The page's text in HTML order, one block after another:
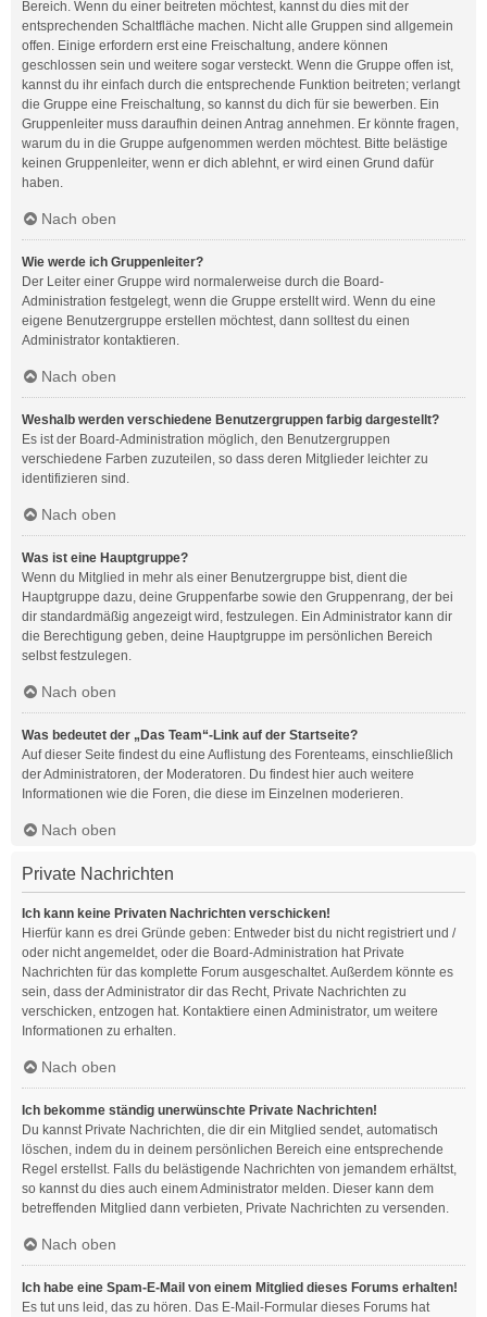
Bereich. Wenn du einer beitreten möchtest, kannst du dies mit der
entsprechenden Schaltfläche machen. Nicht alle Gruppen sind allgemein
offen. Einige erfordern erst eine Freischaltung, andere können
geschlossen sein und weitere sogar versteckt. Wenn die Gruppe offen ist,
kannst du ihr einfach durch die entsprechende Funktion beitreten; verlangt
die Gruppe eine Freischaltung, so kannst du dich für sie bewerben. Ein
Gruppenleiter muss daraufhin deinen Antrag annehmen. Er könnte fragen,
warum du in die Gruppe aufgenommen werden möchtest. Bitte belästige
keinen Gruppenleiter, wenn er dich ablehnt, er wird einen Grund dafür
haben.
Nach oben
Wie werde ich Gruppenleiter?
Der Leiter einer Gruppe wird normalerweise durch die Board-
Administration festgelegt, wenn die Gruppe erstellt wird. Wenn du eine
eigene Benutzergruppe erstellen möchtest, dann solltest du einen
Administrator kontaktieren.
Nach oben
Weshalb werden verschiedene Benutzergruppen farbig dargestellt?
Es ist der Board-Administration möglich, den Benutzergruppen
verschiedene Farben zuzuteilen, so dass deren Mitglieder leichter zu
identifizieren sind.
Nach oben
Was ist eine Hauptgruppe?
Wenn du Mitglied in mehr als einer Benutzergruppe bist, dient die
Hauptgruppe dazu, deine Gruppenfarbe sowie den Gruppenrang, der bei
dir standardmäßig angezeigt wird, festzulegen. Ein Administrator kann dir
die Berechtigung geben, deine Hauptgruppe im persönlichen Bereich
selbst festzulegen.
Nach oben
Was bedeutet der „Das Team“-Link auf der Startseite?
Auf dieser Seite findest du eine Auflistung des Forenteams, einschließlich
der Administratoren, der Moderatoren. Du findest hier auch weitere
Informationen wie die Foren, die diese im Einzelnen moderieren.
Nach oben
Private Nachrichten
Ich kann keine Privaten Nachrichten verschicken!
Hierfür kann es drei Gründe geben: Entweder bist du nicht registriert und /
oder nicht angemeldet, oder die Board-Administration hat Private
Nachrichten für das komplette Forum ausgeschaltet. Außerdem könnte es
sein, dass der Administrator dir das Recht, Private Nachrichten zu
verschicken, entzogen hat. Kontaktiere einen Administrator, um weitere
Informationen zu erhalten.
Nach oben
Ich bekomme ständig unerwünschte Private Nachrichten!
Du kannst Private Nachrichten, die dir ein Mitglied sendet, automatisch
löschen, indem du in deinem persönlichen Bereich eine entsprechende
Regel erstellst. Falls du belästigende Nachrichten von jemandem erhältst,
so kannst du dies auch einem Administrator melden. Dieser kann dem
betreffenden Mitglied dann verbieten, Private Nachrichten zu versenden.
Nach oben
Ich habe eine Spam-E-Mail von einem Mitglied dieses Forums erhalten!
Es tut uns leid, das zu hören. Das E-Mail-Formular dieses Forums hat